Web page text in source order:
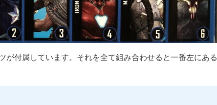
が付属しています。それを全て組み合わせると一番左にある